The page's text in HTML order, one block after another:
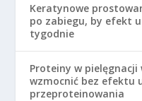
Keratynowe
po zabiegu, by efekt
tygodnie
Proteiny w pielęgnacji
wzmocnić bez efektu
przeproteinowania